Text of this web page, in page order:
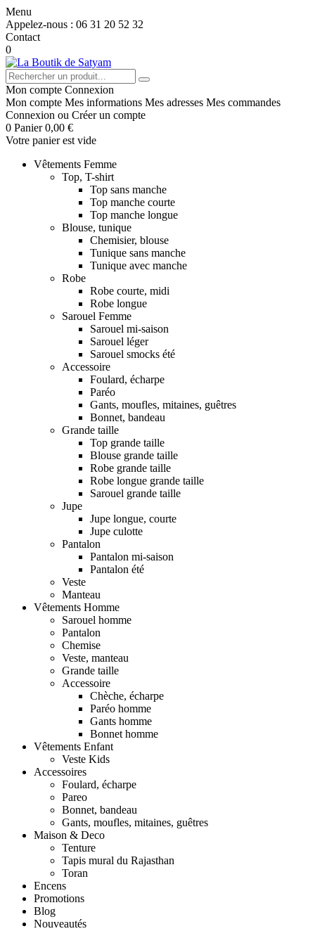
Menu
Appelez-nous : 06 31 20 52 32
Contact
0
Mon compte Connexion
Mon compte Mes informations Mes adresses Mes commandes
Connexion ou Créer un compte
0 Panier 0,00 €
Votre panier est vide
Vêtements Femme
Top, T-shirt
Top sans manche
Top manche courte
Top manche longue
Blouse, tunique
Chemisier, blouse
Tunique sans manche
Tunique avec manche
Robe
Robe courte, midi
Robe longue
Sarouel Femme
Sarouel mi-saison
Sarouel léger
Sarouel smocks été
Accessoire
Foulard, écharpe
Paréo
Gants, moufles, mitaines, guêtres
Bonnet, bandeau
Grande taille
Top grande taille
Blouse grande taille
Robe grande taille
Robe longue grande taille
Sarouel grande taille
Jupe
Jupe longue, courte
Jupe culotte
Pantalon
Pantalon mi-saison
Pantalon été
Veste
Manteau
Vêtements Homme
Sarouel homme
Pantalon
Chemise
Veste, manteau
Grande taille
Accessoire
Chèche, écharpe
Paréo homme
Gants homme
Bonnet homme
Vêtements Enfant
Veste Kids
Accessoires
Foulard, écharpe
Pareo
Bonnet, bandeau
Gants, moufles, mitaines, guêtres
Maison & Deco
Tenture
Tapis mural du Rajasthan
Toran
Encens
Promotions
Blog
Nouveautés